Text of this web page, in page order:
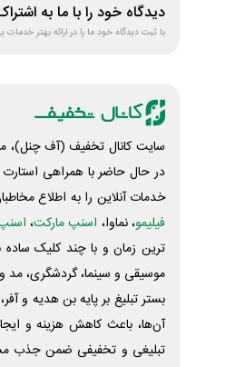
دیدگاه خود را با ما به
با ثبت دیدگاه خود ما را در ارائه بهتر خدمات
سایت کانال تخفیف (آف چنل)،
در حال حاضر با همراهی
خدمات آنلاین را به اطلاع
فیلیمو، نماوا، اسنپ مارکت،
ترین زمان و با چند کلیک ساده
موسیقی و سینما، گردشگری، مد
بستر تبلیغ بر پایه بن هدیه و
آن‌ها، باعث کاهش هزینه و
تبلیغی و تخفیفی ضمن جذب